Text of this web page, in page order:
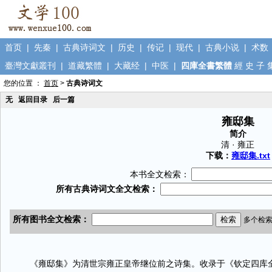
首页 | 先秦 | 古典诗词文 | 历史 | 传记 | 现代 | 古典小说 | 术数
臺灣文獻叢刊
| 道藏繁體 | 大藏经 | 中医 | 四庫全書繁體 經 史 子
您的位置 ： 首页 > 古典诗词文
无
返回目录 后一篇
雍邸集
简介
清 · 雍正
下载： 雍邸集.txt
本书全文检索：
《雍邸集》为清世宗雍正皇帝继位前之诗集。收录于《钦定四库